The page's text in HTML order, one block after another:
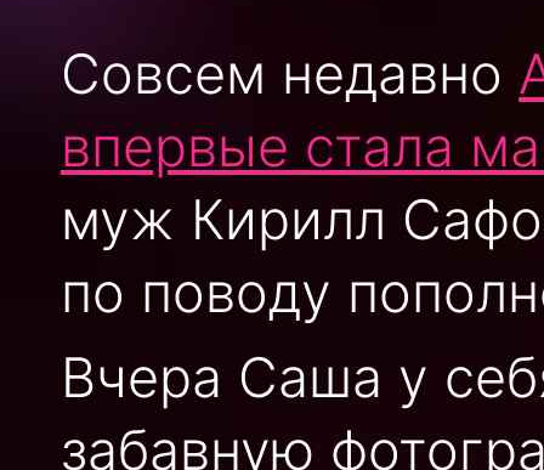
Совсем недавно
впервые стала
муж Кирилл
по поводу
Вчера Саша у
забавную